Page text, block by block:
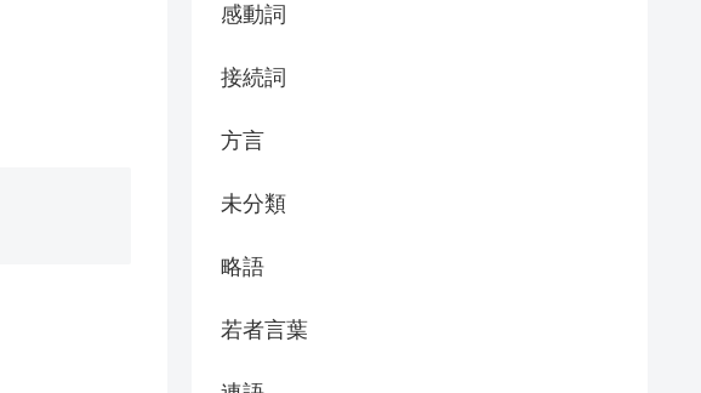
感動詞
接続詞
方言
未分類
略語
若者言葉